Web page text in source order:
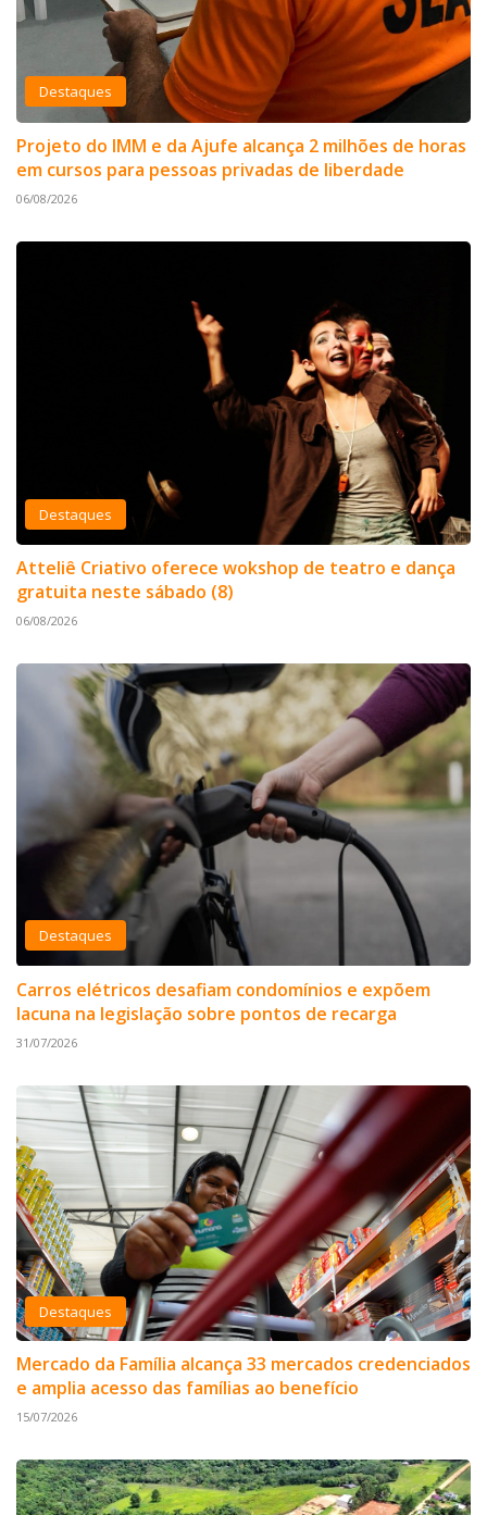
Destaques
Projeto do IMM e da Ajufe alcança 2 milhões de horas
em cursos para pessoas privadas de liberdade
06/08/2026
Destaques
Atteliê Criativo oferece wokshop de teatro e dança
gratuita neste sábado (8)
06/08/2026
Destaques
Carros elétricos desafiam condomínios e expõem
lacuna na legislação sobre pontos de recarga
31/07/2026
Destaques
Mercado da Família alcança 33 mercados credenciados
e amplia acesso das famílias ao benefício
15/07/2026